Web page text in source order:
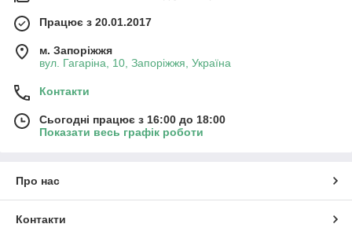
Працює з 20.01.2017
м. Запоріжжя
вул. Гагаріна, 10, Запоріжжя, Україна
Контакти
Сьогодні працює з 16:00 до 18:00
Показати весь графік роботи
Про нас
Контакти